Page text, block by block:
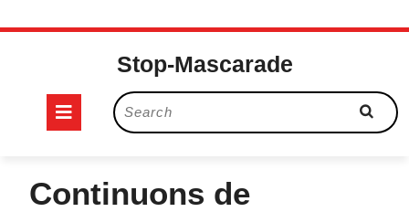
Skip
Stop-Mascarade
Open
Search
for:
Continuons de